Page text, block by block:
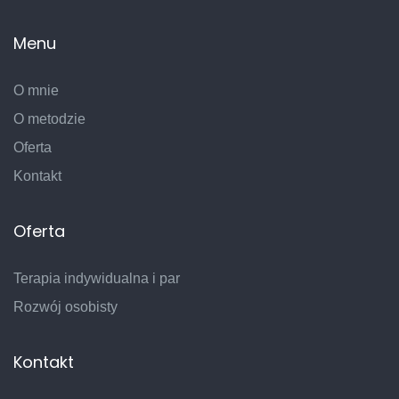
Menu
O mnie
O metodzie
Oferta
Kontakt
Oferta
Terapia indywidualna i par
Rozwój osobisty
Kontakt